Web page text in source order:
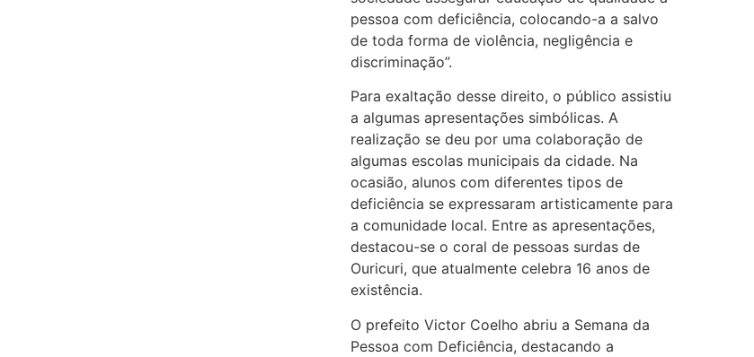
pessoa com deficiência, colocando-a a salvo
de toda forma de violência, negligência e
discriminação”.
Para exaltação desse direito, o público assistiu
a algumas apresentações simbólicas. A
realização se deu por uma colaboração de
algumas escolas municipais da cidade. Na
ocasião, alunos com diferentes tipos de
deficiência se expressaram artisticamente para
a comunidade local. Entre as apresentações,
destacou-se o coral de pessoas surdas de
Ouricuri, que atualmente celebra 16 anos de
existência.
O prefeito Victor Coelho abriu a Semana da
Pessoa com Deficiência, destacando a